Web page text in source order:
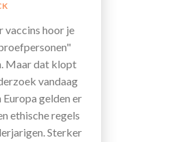
vaccins hoor je
Maar dat klopt
vandaag
gelden er
ethische regels
Sterker